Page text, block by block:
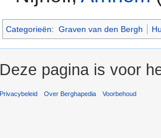
Categorieën: Graven van den Bergh
Deze pagina is voor
Privacybeleid Over Berghapedia Voorbehoud